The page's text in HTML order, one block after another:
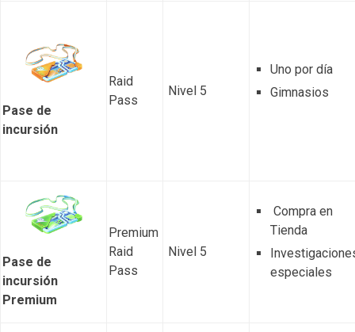
Pase de
incursión
Raid
Pass
Nivel 5
Uno por día
Gimnasios
Pase de
incursión
Premium
Premium
Raid
Pass
Nivel 5
Compra en
Tienda
especiales